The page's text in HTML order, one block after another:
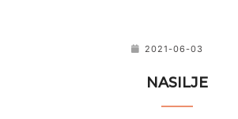
2021-06-03
NASILJE